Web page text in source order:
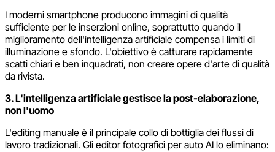
I moderni smartphone producono immagini di qualità
sufficiente per le inserzioni online, soprattutto quando il
miglioramento dell'intelligenza artificiale compensa i limiti di
illuminazione e sfondo. L'obiettivo è catturare rapidamente
scatti chiari e ben inquadrati, non creare opere d'arte di qualità
da rivista.
3. L'intelligenza artificiale gestisce la post-elaborazione,
non l'uomo
L'editing manuale è il principale collo di bottiglia dei flussi di
lavoro tradizionali. Gli editor fotografici per auto AI lo eliminano: